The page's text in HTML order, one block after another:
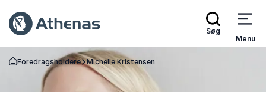
Søg
Menu
Tilbage til forsiden
Foredragsholdere Michelle Kristensen